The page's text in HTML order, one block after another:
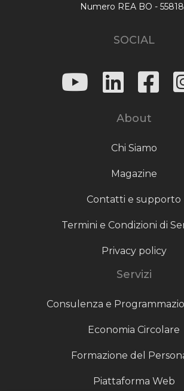
Numero REA BO -
SOCIAL
About
Chi Siamo
Magazine
Contatti e supporto
Termini e Condizioni di
Privacy policy
Servizi
Consulenza e
Economia Circolare
Formazione del
Piattaforma Web